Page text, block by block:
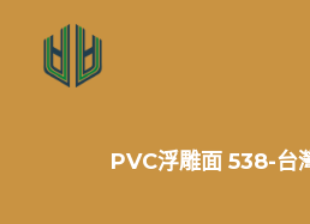
PVC浮雕面 538-台